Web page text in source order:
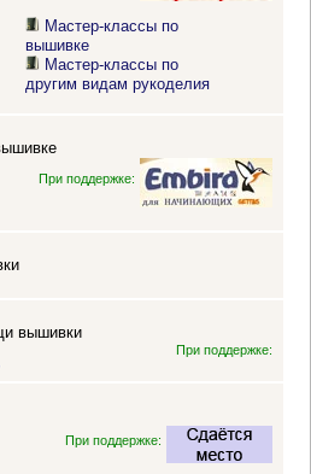
Мастер-классы по
вышивке
Мастер-классы по
другим видам рукоделия
При поддержке:
вышивки
При поддержке:
При поддержке: